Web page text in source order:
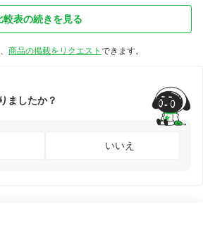
較表の続きを見る
商品の掲載をリクエスト できます。
ましたか？
いいえ